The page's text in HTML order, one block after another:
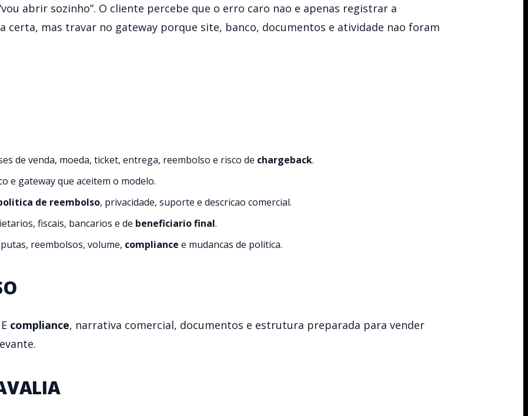
abrir sozinho”. O cliente percebe que o erro caro nao e apenas registrar a
certa, mas travar no gateway porque site, banco, documentos e atividade nao foram
de venda, moeda, ticket, entrega, reembolso e risco de chargeback.
e gateway que aceitem o modelo.
de reembolso, privacidade, suporte e descricao comercial.
fiscais, bancarios e de beneficiario final.
reembolsos, volume, compliance e mudancas de politica.
compliance, narrativa comercial, documentos e estrutura preparada para vender